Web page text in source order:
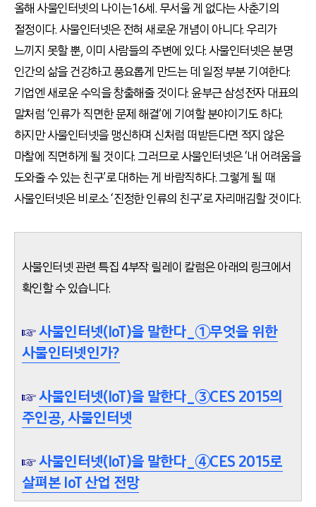
올해 사물인터넷의 나이는 16세. 무서울 게 없다는 사춘기의
절정이다. 사물인터넷은 전혀 새로운 개념이 아니다. 우리가
느끼지 못할 뿐, 이미 사람들의 주변에 있다. 사물인터넷은 분명
인간의 삶을 건강하고 풍요롭게 만드는 데 일정 부분 기여한다.
기업엔 새로운 수익을 창출해줄 것이다. 윤부근 삼성전자 대표의
말처럼 ‘인류가 직면한 문제 해결’에 기여할 분야이기도 하다.
하지만 사물인터넷을 맹신하며 신처럼 떠받든다면 적지 않은
마찰에 직면하게 될 것이다. 그러므로 사물인터넷은 ‘내 어려움을
도와줄 수 있는 친구’로 대하는 게 바람직하다. 그렇게 될 때
사물인터넷은 비로소 ‘진정한 인류의 친구’로 자리매김할 것이다.
사물인터넷 관련 특집 4부작 릴레이 칼럼은 아래의 링크에서
확인할 수 있습니다.
☞사물인터넷(IoT)을 말한다_①무엇을 위한
사물인터넷인가?
☞사물인터넷(IoT)을 말한다_③CES 2015의
주인공, 사물인터넷
☞사물인터넷(IoT)을 말한다_④CES 2015로
살펴본 IoT 산업 전망